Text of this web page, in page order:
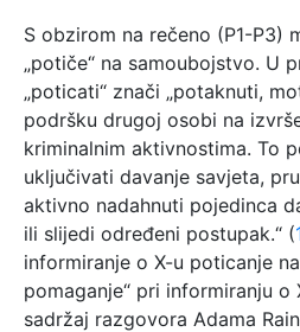
S obzirom na rečeno (P1-P3)
„potiče“ na samoubojstvo. U
„poticati“ znači „potaknuti,
podršku drugoj osobi na
kriminalnim aktivnostima. To
uključivati ​​davanje savjeta,
aktivno nadahnuti pojedinca
ili slijedi određeni postupak.“ (
informiranje o X-u poticanje
pomaganje“ pri informiranju o
sadržaj razgovora Adama